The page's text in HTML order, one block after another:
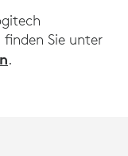
Sie unter
.